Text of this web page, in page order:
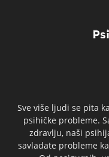
Sve više ljudi se pita
psihičke probleme.
zdravlju, naši
savladate probleme